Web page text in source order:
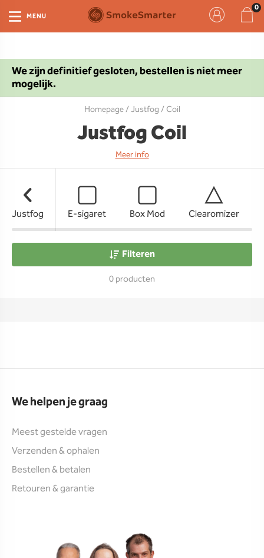
We zijn definitief gesloten, bestellen is niet meer
mogelijk.
MENU
Homepage/Justfog/ Coil
Justfog Coil
Meer info
Justfog E-sigaret Box Mod Clearomizer
Filteren
0 producten
We helpen je graag
Meest gestelde vragen
Verzenden & ophalen
Bestellen & betalen
Retouren & garantie